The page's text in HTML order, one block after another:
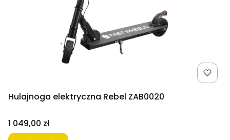
Hulajnoga elektryczna Rebel ZAB0020
Cena
1 049,00 zł